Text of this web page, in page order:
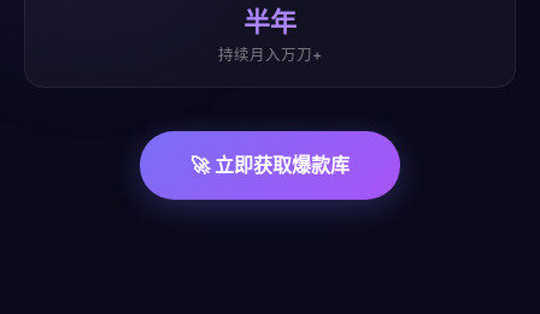
半年
持续月入万刀+
🚀 立即获取爆款库